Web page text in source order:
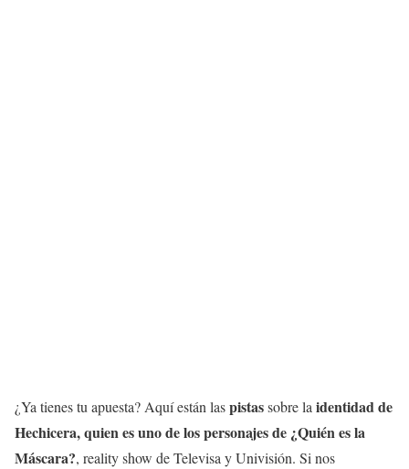
¿Ya tienes tu apuesta? Aquí están laspistassobre la identidad de
Hechicera, quien es uno de los personajes de ¿Quién es la
Máscara?, reality show de Televisa y Univisión. Si nos